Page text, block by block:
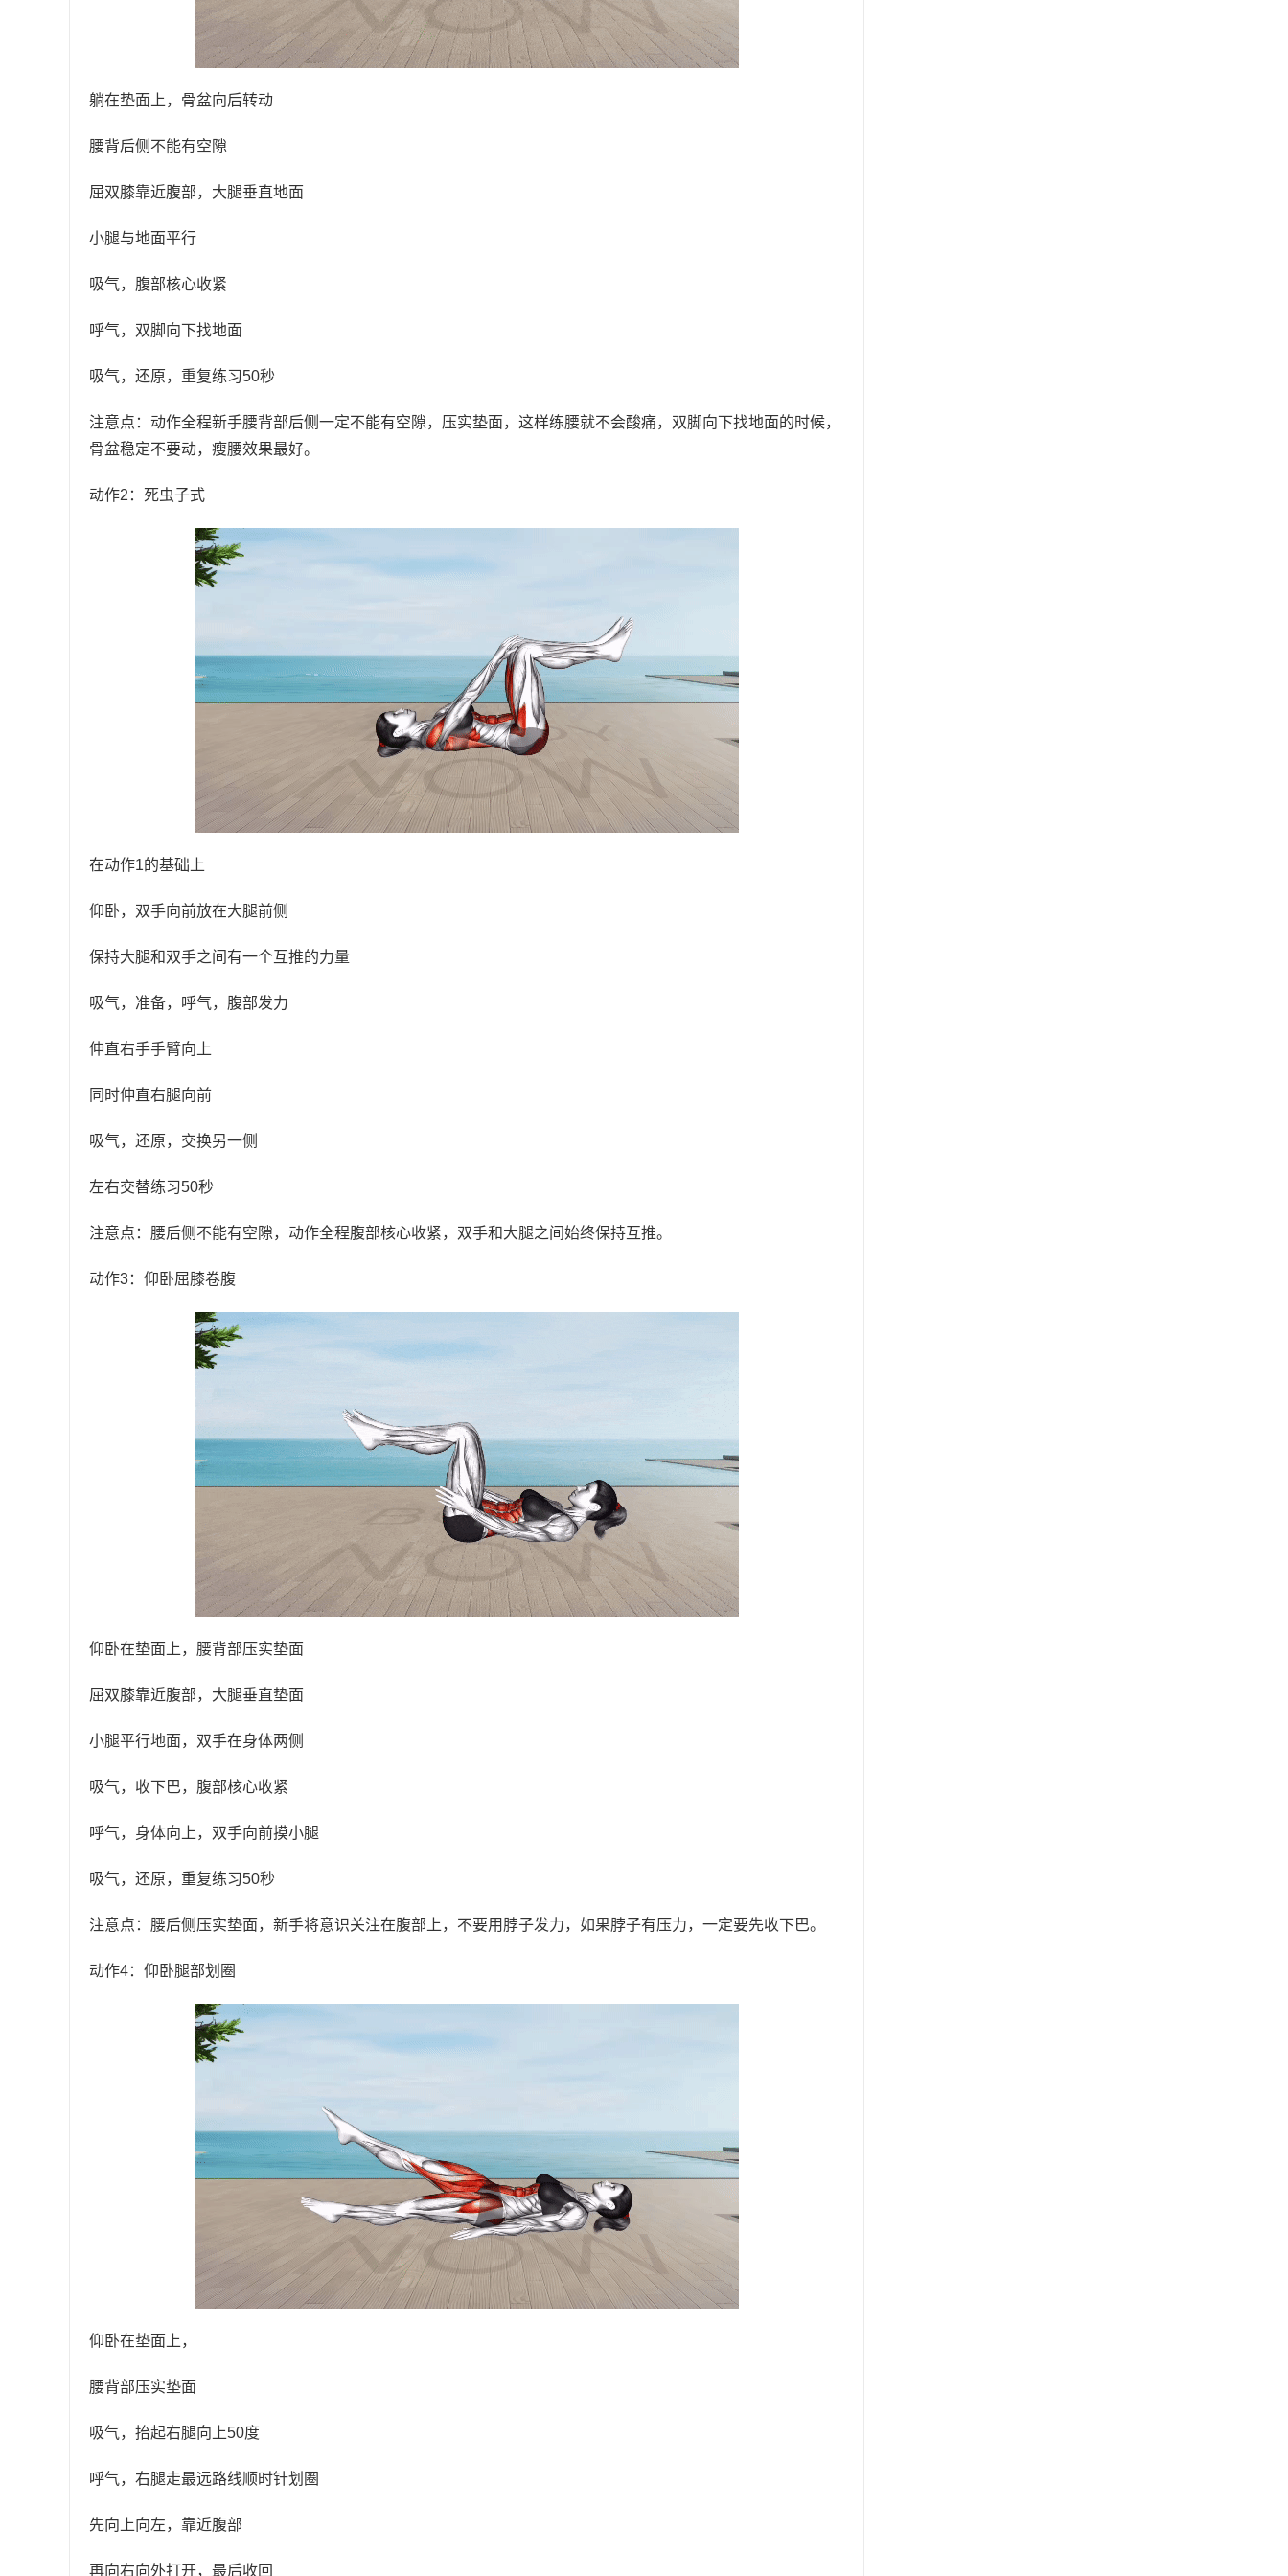
躺在垫面上，骨盆向后转动
腰背后侧不能有空隙
屈双膝靠近腹部，大腿垂直地面
小腿与地面平行
吸气，腹部核心收紧
呼气，双脚向下找地面
吸气，还原，重复练习50秒
注意点：动作全程新手腰背部后侧一定不能有空隙，压实垫面，这样练腰就不会酸痛，双脚向下找地面的时候，
骨盆稳定不要动，瘦腰效果最好。
动作2：死虫子式
在动作1的基础上
仰卧，双手向前放在大腿前侧
保持大腿和双手之间有一个互推的力量
吸气，准备，呼气，腹部发力
伸直右手手臂向上
同时伸直右腿向前
吸气，还原，交换另一侧
左右交替练习50秒
注意点：腰后侧不能有空隙，动作全程腹部核心收紧，双手和大腿之间始终保持互推。
动作3：仰卧屈膝卷腹
仰卧在垫面上，腰背部压实垫面
屈双膝靠近腹部，大腿垂直垫面
小腿平行地面，双手在身体两侧
吸气，收下巴，腹部核心收紧
呼气，身体向上，双手向前摸小腿
吸气，还原，重复练习50秒
注意点：腰后侧压实垫面，新手将意识关注在腹部上，不要用脖子发力，如果脖子有压力，一定要先收下巴。
动作4：仰卧腿部划圈
仰卧在垫面上，
腰背部压实垫面
吸气，抬起右腿向上50度
呼气，右腿走最远路线顺时针划圈
先向上向左，靠近腹部
再向右向外打开，最后收回